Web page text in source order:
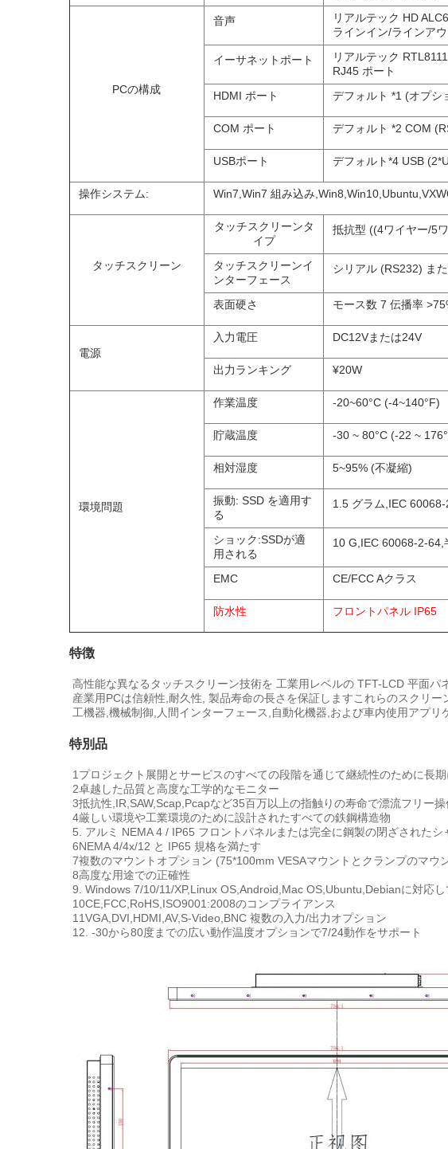
PCの構成
音声
リアルテック HD
ラインイン/ラインア
イーサネットポート
リアルテック
RJ45 ポート
HDMI ポート
デフォルト *1 (オプシ
COM ポート デフォルト *2 COM
USBポート デフォルト*4 USB
操作システム: Win7,Win7 組み込み
タッチスクリーン
タッチスクリーンタ
イプ
抵抗型 ((4ワイヤー/5
タッチスクリーンイ
ンターフェース
シリアル (RS232) ま
表面硬さ モース数 7 伝播率
電源
入力電圧 DC12Vまたは24V
出力ランキング ¥20W
環境問題
作業温度 -20~60°C (-4~140°F)
貯蔵温度 -30 ~ 80°C (-22 ~
相対湿度 5~95% (不凝縮)
振動: SSD を適用す
る
1.5 グラム,IEC
ショック:SSDが適
用される
10 G,IEC 60068-2-
EMC CE/FCC Aクラス
防水性 フロントパネル IP65
特徴
高性能な異なるタッチスクリーン技術を 工業用レベルの TFT-LCD 平面
産業用PCは信頼性,耐久性, 製品寿命の長さを保証しますこれらのスクリ
工機器,機械制御,人間インターフェース,自動化機器,および車内使用アプ
特別品
1プロジェクト展開とサービスのすべての段階を通じて継続性のために長
2卓越した品質と高度な工学的なモニター
3抵抗性,IR,SAW,Scap,Pcapなど35百万以上の指触りの寿命で漂流フリー操
4厳しい環境や工業環境のために設計されたすべての鉄鋼構造物
5. アルミ NEMA 4 / IP65 フロントパネルまたは完全に鋼製の閉ざされたシ
6NEMA 4/4x/12 と IP65 規格を満たす
7複数のマウントオプション (75*100mm VESAマウントとクランプのマウ
8高度な用途での正確性
9. Windows 7/10/11/XP,Linux OS,Android,Mac OS,Ubuntu,Debianに対応し
10CE,FCC,RoHS,ISO9001:2008のコンプライアンス
11VGA,DVI,HDMI,AV,S-Video,BNC 複数の入力/出力オプション
12. -30から80度までの広い動作温度オプションで7/24動作をサポート